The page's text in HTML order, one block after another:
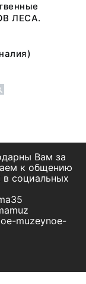
ЛЕСА.
Вам за
к общению
социальных
muzeynoe-